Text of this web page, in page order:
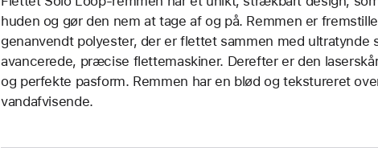
huden og gør den nem at tage af og på. Remmen er
genanvendt polyester, der er flettet sammen med ultratynde
avancerede, præcise flettemaskiner. Derefter er den
og perfekte pasform. Remmen har en blød og tekstureret
vandafvisende.